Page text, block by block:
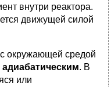
внутри реактора.
движущей силой
окружающей средой
адиабатическим. В
или